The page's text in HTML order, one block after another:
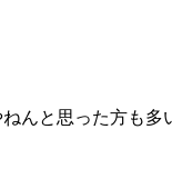
んと思った方も